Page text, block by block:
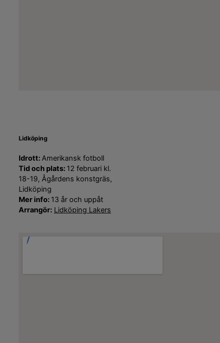
Lidköping
Idrott:Amerikansk fotboll
Tid och plats: 12 februari kl.
18-19, Ågårdens konstgräs,
Lidköping
Mer info: 13 år och uppåt
Arrangör: Lidköping Lakers